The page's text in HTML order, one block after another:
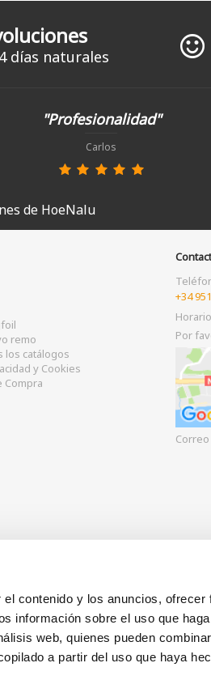
contenido y los anuncios, ofrecer
información sobre el uso que
web, quienes pueden
a partir del uso que haya
días naturales
"Profesionalidad"
Carlos
de HoeNalu
remo
los catálogos
y Cookies
Compra
+34
Por